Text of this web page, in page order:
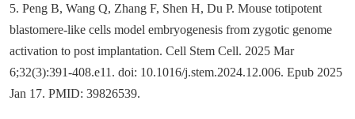
5. Peng B, Wang Q, Zhang F, Shen H, Du P. Mouse totipotent
blastomere-like cells model embryogenesis from zygotic genome
activation to post implantation. Cell Stem Cell. 2025 Mar
6;32(3):391-408.e11. doi: 10.1016/j.stem.2024.12.006. Epub 2025
Jan 17. PMID: 39826539.